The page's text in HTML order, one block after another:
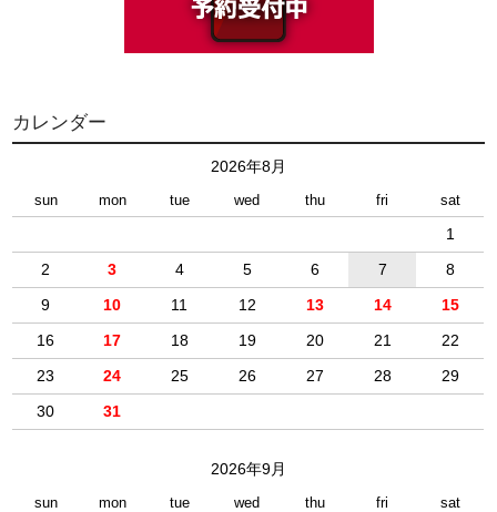
カレンダー
2026年8月
sun mon tue wed thu fri sat
1
2
3 4 5 6 7
8
9
10 11 12 13 14
15
16
17 18 19 20 21
22
23
24 25 26 27 28
29
30
31
2026年9月
sun mon tue wed thu fri sat